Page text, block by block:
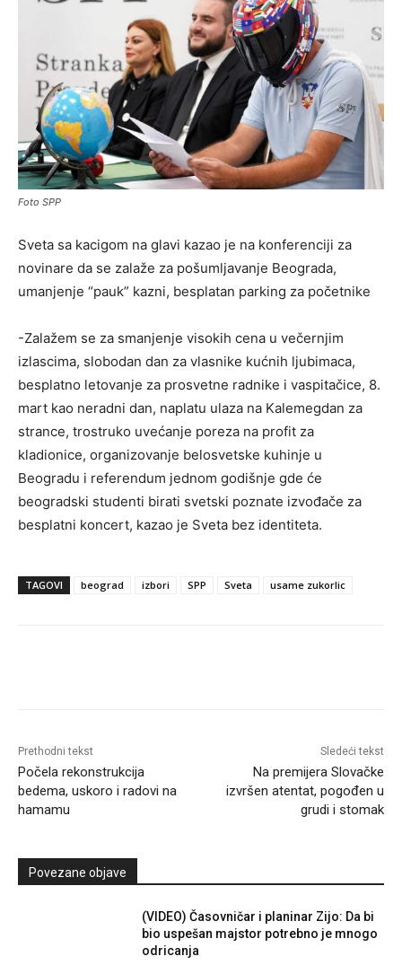
Foto SPP
Sveta sa kacigom na glavi kazao je na konferenciji za
novinare da se zalaže za pošumljavanje Beograda,
umanjenje “pauk” kazni, besplatan parking za početnike
-Zalažem se za smanjenje visokih cena u večernjim
izlascima, slobodan dan za vlasnike kućnih ljubimaca,
besplatno letovanje za prosvetne radnike i vaspitačice, 8.
mart kao neradni dan, naplatu ulaza na Kalemegdan za
strance, trostruko uvećanje poreza na profit za
kladionice, organizovanje belosvetske kuhinje u
Beogradu i referendum jednom godišnje gde će
beogradski studenti birati svetski poznate izvođače za
besplatni koncert, kazao je Sveta bez identiteta.
TAGOVI beograd izbori SPP Sveta usame zukorlic
Prethodni tekst
Počela rekonstrukcija
bedema, uskoro i radovi na
hamamu
Sledeći tekst
Na premijera Slovačke
izvršen atentat, pogođen u
grudi i stomak
Povezane objave
(VIDEO) Časovničar i planinar Zijo: Da bi
bio uspešan majstor potrebno je mnogo
odricanja